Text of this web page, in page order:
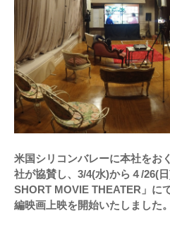
米国シリコンバレーに本社をお
社が協賛し、3/4(水)から４/26(
SHORT MOVIE THEATER」に
編映画上映を開始いたしました。